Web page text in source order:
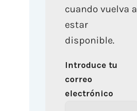
cuando vuelva a
estar
disponible.
Introduce tu
correo
electrónico